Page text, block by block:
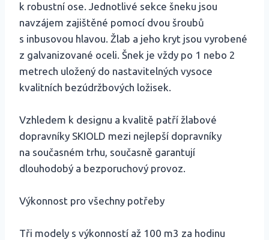
k robustní ose. Jednotlivé sekce šneku jsou
navzájem zajištěné pomocí dvou šroubů
s inbusovou hlavou. Žlab a jeho kryt jsou vyrobené
z galvanizované oceli. Šnek je vždy po 1 nebo 2
metrech uložený do nastavitelných vysoce
kvalitních bezúdržbových ložisek.
Vzhledem k designu a kvalitě patří žlabové
dopravníky SKIOLD mezi nejlepší dopravníky
na současném trhu, současně garantují
dlouhodobý a bezporuchový provoz.
Výkonnost pro všechny potřeby
Tři modely s výkonností až 100 m3 za hodinu